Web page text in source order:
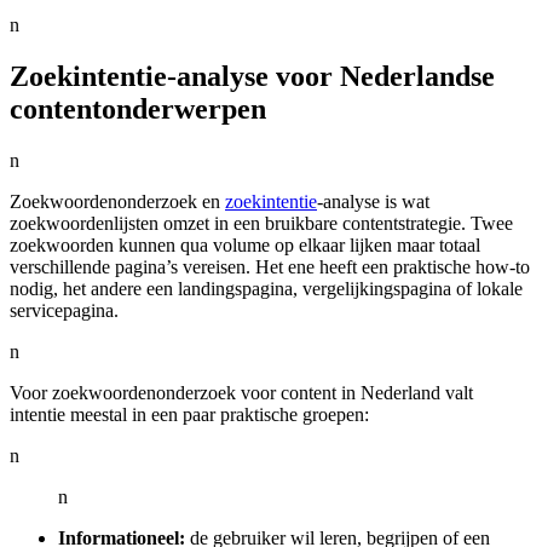
n
Zoekintentie-analyse voor Nederlandse
contentonderwerpen
n
Zoekwoordenonderzoek en zoekintentie-analyse is wat
zoekwoordenlijsten omzet in een bruikbare contentstrategie. Twee
zoekwoorden kunnen qua volume op elkaar lijken maar totaal
verschillende pagina’s vereisen. Het ene heeft een praktische how-to
nodig, het andere een landingspagina, vergelijkingspagina of lokale
servicepagina.
n
Voor zoekwoordenonderzoek voor content in Nederland valt
intentie meestal in een paar praktische groepen:
n
n
Informationeel: de gebruiker wil leren, begrijpen of een